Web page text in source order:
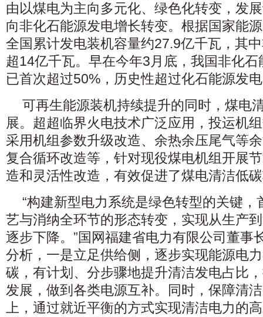
由以煤电为主向多元化、绿色化转变，发
向非化石能源发电增长转变。根据国家能
全国累计发电装机容量约27.9亿千瓦，其
超14亿千瓦。早在今年3月底，我国非化
已首次超过50%，历史性超过化石能源发
可再生能源装机持续提升的同时，煤电
展。超超临界火电技术广泛应用，投运机
采用机组参数升级改造、余热余压尾气等
复合循环改造等，针对现役煤电机组开展
造和灵活性改造，有效促进了煤电清洁低
“构建新型电力系统是绿色转型的关键
艺与消纳全环节的形态转变，实现从生产
逐步下降。”国网福建省电力有限公司董事
分析，一是立足供给侧，逐步实现能源电
碳，有计划、分步骤地提升清洁发电占比
发展，做到各类电源互补。同时，保障清
上，通过就近平衡的方式实现清洁电力的